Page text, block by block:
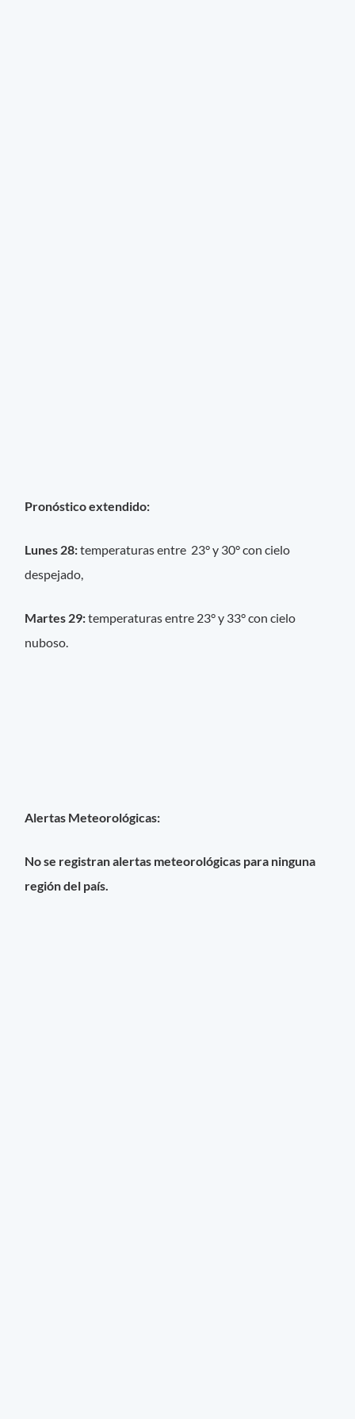
Pronóstico extendido:
Lunes 28:temperaturas entre 23° y 30° con cielo
despejado,
Martes 29:temperaturas entre 23° y 33° con cielo
nuboso.
Alertas Meteorológicas:
No se registran alertas meteorológicas para ninguna
región del país.